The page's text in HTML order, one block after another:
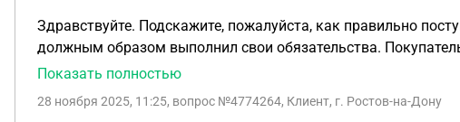
Здравствуйте. Подскажите, пожалуйста, как правильно
должным образом выполнил свои обязательства.
ТН). Претензий по качеству не поступило. Товар был
Можно ли на данном этапе подать иск в суд о взыскании
Показать полностью
28 ноября 2025, 11:25, вопрос №4774264, Клиент, г. Ростов-на-Дону